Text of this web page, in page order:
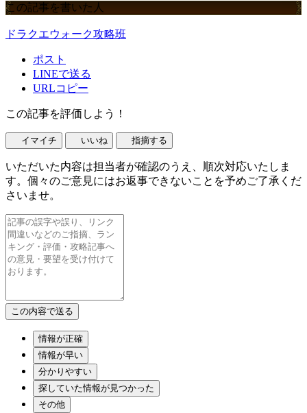
この記事を書いた人
ドラクエウォーク攻略班
ポスト
LINEで送る
URLコピー
この記事を評価しよう！
イマイチ いいね 指摘する
いただいた内容は担当者が確認のうえ、順次対応いたしま
す。個々のご意見にはお返事できないことを予めご了承くだ
さいませ。
情報が正確
情報が早い
分かりやすい
探していた情報が見つかった
その他